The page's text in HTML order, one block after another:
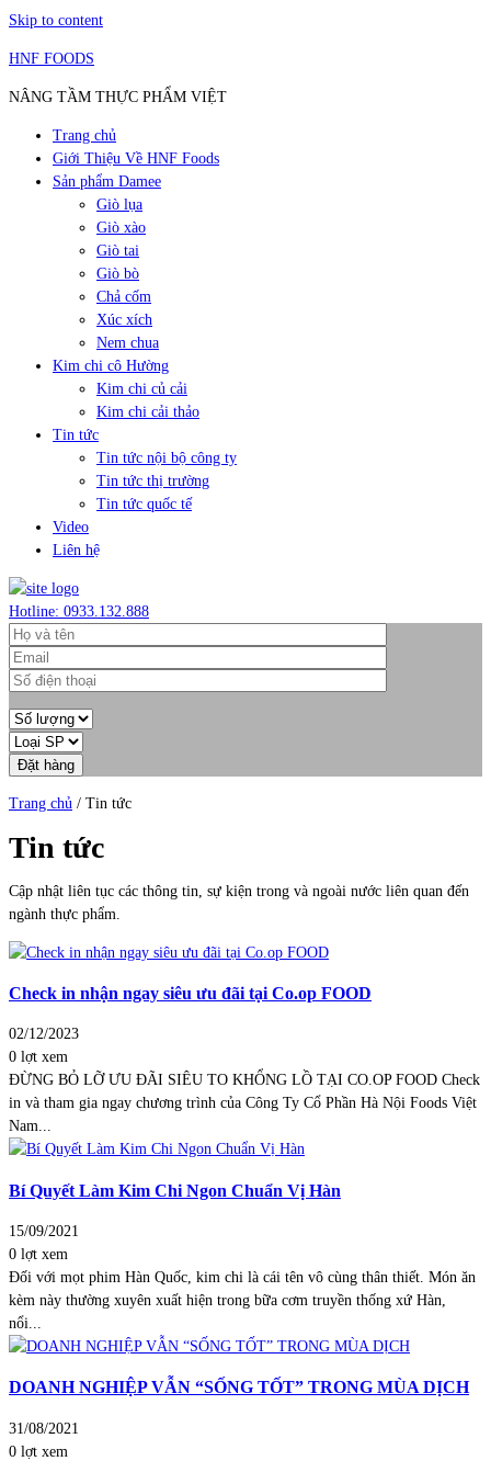
Skip to content
HNF FOODS
NÂNG TẦM THỰC PHẨM VIỆT
Trang chủ
Giới Thiệu Về HNF Foods
Sản phẩm Damee
Giò lụa
Giò xào
Giò tai
Giò bò
Chả cốm
Xúc xích
Nem chua
Kim chi cô Hường
Kim chi củ cải
Kim chi cải thảo
Tin tức
Tin tức nội bộ công ty
Tin tức thị trường
Tin tức quốc tế
Video
Liên hệ
Hotline: 0933.132.888
Trang chủ / Tin tức
Tin tức
Cập nhật liên tục các thông tin, sự kiện trong và ngoài nước liên quan đến
ngành thực phẩm.
Check in nhận ngay siêu ưu đãi tại Co.op FOOD
02/12/2023
0 lợt xem
ĐỪNG BỎ LỠ ƯU ĐÃI SIÊU TO KHỔNG LỒ TẠI CO.OP FOOD Check
in và tham gia ngay chương trình của Công Ty Cổ Phần Hà Nội Foods Việt
Nam...
Bí Quyết Làm Kim Chi Ngon Chuẩn Vị Hàn
15/09/2021
0 lợt xem
Đối với mọt phim Hàn Quốc, kim chi là cái tên vô cùng thân thiết. Món ăn
kèm này thường xuyên xuất hiện trong bữa cơm truyền thống xứ Hàn,
nổi...
DOANH NGHIỆP VẪN “SỐNG TỐT” TRONG MÙA DỊCH
31/08/2021
0 lợt xem